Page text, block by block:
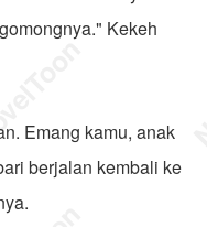
Kekeh
Emang kamu, anak
berjalan kembali ke